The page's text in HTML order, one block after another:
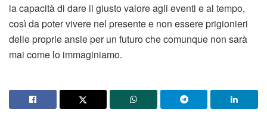
la capacità di dare il giusto valore agli eventi e al tempo,
così da poter vivere nel presente e non essere prigionieri
delle proprie ansie per un futuro che comunque non sarà
mai come lo immaginiamo.